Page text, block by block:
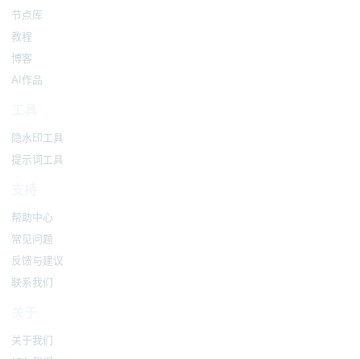
节点库
教程
博客
AI作品
隐水印工具
提示词工具
帮助中心
常见问题
反馈与建议
联系我们
关于我们